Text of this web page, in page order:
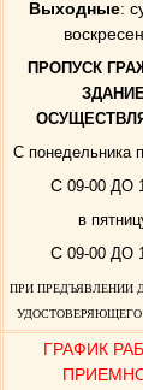
Выходные:
ПРОПУСК
С понедельника
С09-00 ДО
в
С09-00 ДО
ПРИ ПРЕДЪЯВЛЕНИИ
ГРАФИК